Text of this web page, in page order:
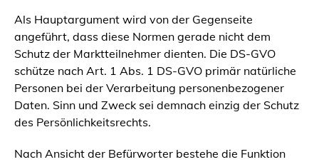
Als Hauptargument wird von der Gegenseite
angeführt, dass diese Normen gerade nicht dem
Schutz der Marktteilnehmer dienten. Die DS-GVO
schütze nach Art. 1 Abs. 1 DS-GVO primär natürliche
Personen bei der Verarbeitung personenbezogener
Daten. Sinn und Zweck sei demnach einzig der Schutz
des Persönlichkeitsrechts.
Nach Ansicht der Befürworter bestehe die Funktion